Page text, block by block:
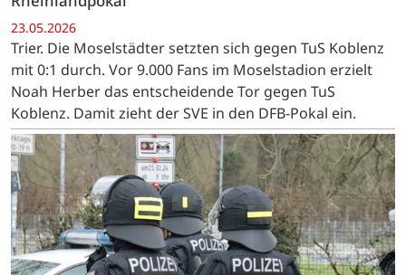
23.05.2026
Trier. Die Moselstädter setzten sich gegen TuS Koblenz
mit 0:1 durch. Vor 9.000 Fans im Moselstadion erzielt
Noah Herber das entscheidende Tor gegen TuS
Koblenz. Damit zieht der SVE in den DFB-Pokal ein.